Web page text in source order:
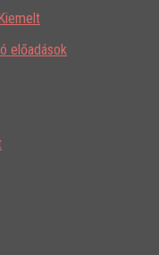
előadások